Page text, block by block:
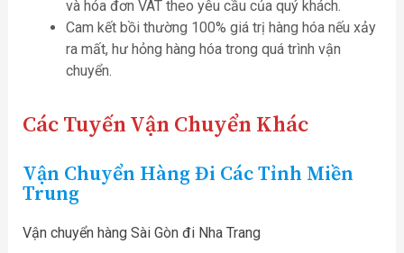
và hóa đơn VAT theo yêu cầu của quý khách.
Cam kết bồi thường 100% giá trị hàng hóa nếu xảy
ra mất, hư hỏng hàng hóa trong quá trình vận
chuyển.
Các Tuyến Vận Chuyển Khác
Vận Chuyển Hàng Đi Các Tỉnh Miền
Trung
Vận chuyển hàng Sài Gòn đi Nha Trang